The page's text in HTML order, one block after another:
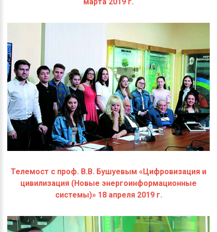
марта 2019 г.
Телемост с проф. В.В. Бушуевым «Цифровизация и
цивилизация (Новые энергоинформационные
системы)» 18 апреля 2019 г.